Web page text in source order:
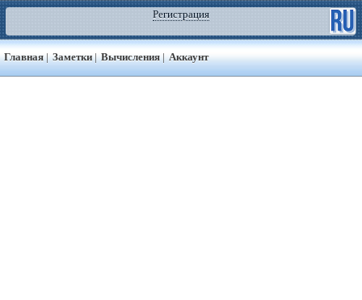
Регистрация
Главная | Заметки | Вычисления | Аккаунт